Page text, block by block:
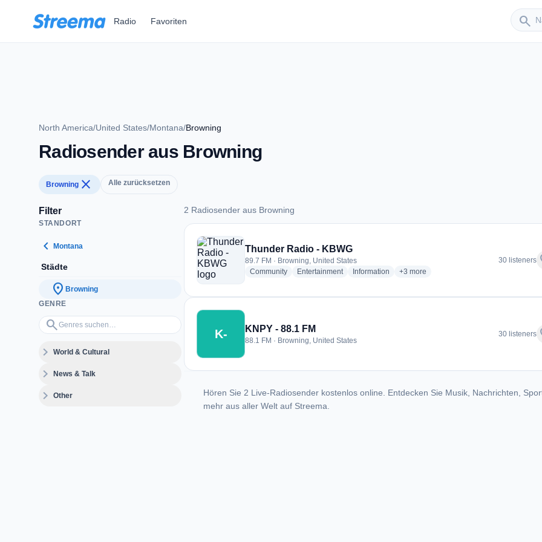
Radio Favoriten search
Sender
North America/United States/Montana/Browning
Radiosender aus Browning
Browning close Alle zurücksetzen
Filter
STANDORT
chevron_left Montana
Städte
location_on Browning
GENRE
search
Genres suchen…
expand_moreWorld & Cultural
expand_moreNews & Talk
expand_moreOther
2 Radiosender aus Browning
2 Radiosender aus Browning
Thunder Radio - KBWG
89.7 FM · Browning, United States
Communityradio stations
Entertainmentradio stations
Information radio stations
+3 more genres for Thunder Radio - KBWG
more
30 listeners
K- KNPY - 88.1 FM
88.1 FM · Browning, United States
30 listeners
Hören Sie 2 Live-Radiosender kostenlos online. Entdecken Sie Musik, Nachrichten,
mehr aus aller Welt auf Streema.